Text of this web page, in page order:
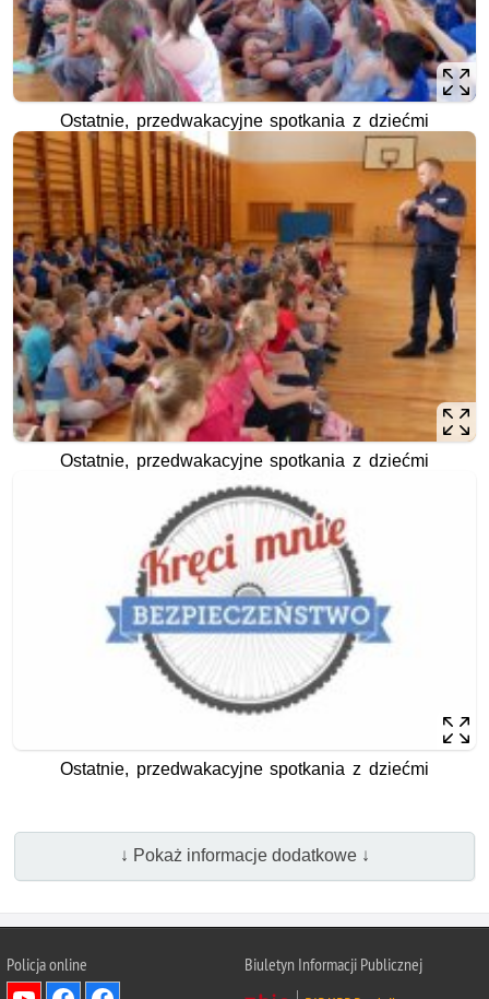
Ostatnie, przedwakacyjne spotkania z dziećmi
Ostatnie, przedwakacyjne spotkania z dziećmi
Ostatnie, przedwakacyjne spotkania z dziećmi
↓ Pokaż informacje dodatkowe ↓
Policja online
Biuletyn Informacji Publicznej